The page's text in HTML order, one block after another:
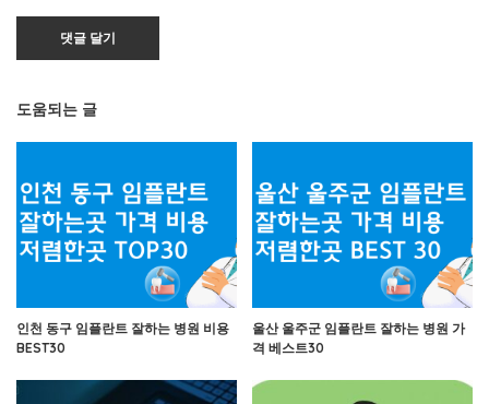
도움되는 글
인천 동구 임플란트 잘하는 병원 비용
BEST30
울산 울주군 임플란트 잘하는 병원 가
격 베스트30